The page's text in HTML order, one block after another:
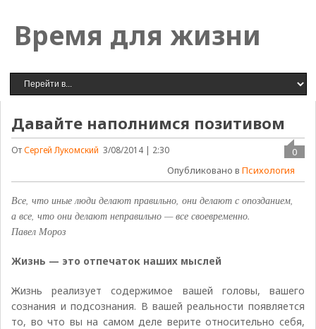
Время для жизни
Давайте наполнимся позитивом
ОтСергей Лукомский 3/08/2014 | 2:30
0
Опубликовано в Психология
Все, что иные люди делают правильно, они делают с опозданием,
а все, что они делают неправильно — все своевременно.
Павел Мороз
Жизнь — это отпечаток наших мыслей
Жизнь реализует содержимое вашей головы, вашего
сознания и подсознания. В вашей реальности появляется
то, во что вы на самом деле верите относительно себя,